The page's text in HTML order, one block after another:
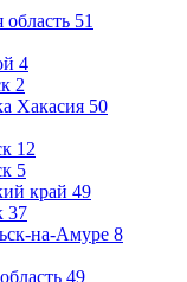
область 51
4
2
Хакасия 50
12
5
край 49
37
на-Амуре 8
49